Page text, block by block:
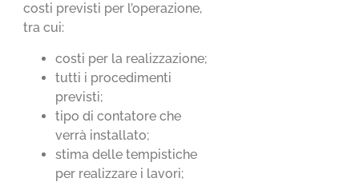
costi previsti per l’operazione,
tra cui:
costi per la realizzazione;
tutti i procedimenti
previsti;
tipo di contatore che
verrà installato;
stima delle tempistiche
per realizzare i lavori;